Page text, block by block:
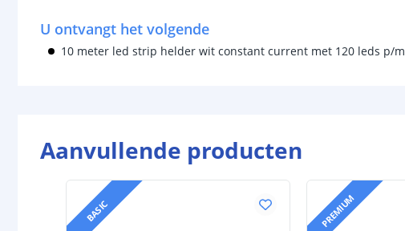
U ontvangt het volgende
10 meter led strip helder wit constant current met 120 leds p/m
Aanvullende producten
BASIC PREMIUM